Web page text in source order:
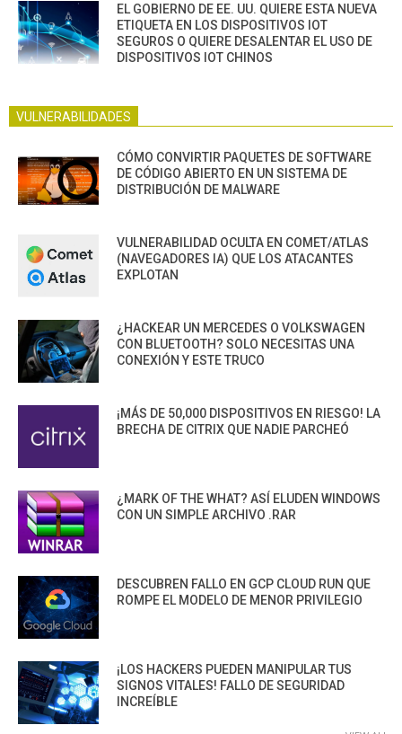
EL GOBIERNO DE EE. UU. QUIERE ESTA NUEVA
ETIQUETA EN LOS DISPOSITIVOS IOT
SEGUROS O QUIERE DESALENTAR EL USO DE
DISPOSITIVOS IOT CHINOS
VULNERABILIDADES
CÓMO CONVIRTIR PAQUETES DE SOFTWARE
DE CÓDIGO ABIERTO EN UN SISTEMA DE
DISTRIBUCIÓN DE MALWARE
VULNERABILIDAD OCULTA EN COMET/ATLAS
(NAVEGADORES IA) QUE LOS ATACANTES
EXPLOTAN
¿HACKEAR UN MERCEDES O VOLKSWAGEN
CON BLUETOOTH? SOLO NECESITAS UNA
CONEXIÓN Y ESTE TRUCO
¡MÁS DE 50,000 DISPOSITIVOS EN RIESGO! LA
BRECHA DE CITRIX QUE NADIE PARCHEÓ
¿MARK OF THE WHAT? ASÍ ELUDEN WINDOWS
CON UN SIMPLE ARCHIVO .RAR
DESCUBREN FALLO EN GCP CLOUD RUN QUE
ROMPE EL MODELO DE MENOR PRIVILEGIO
¡LOS HACKERS PUEDEN MANIPULAR TUS
SIGNOS VITALES! FALLO DE SEGURIDAD
INCREÍBLE